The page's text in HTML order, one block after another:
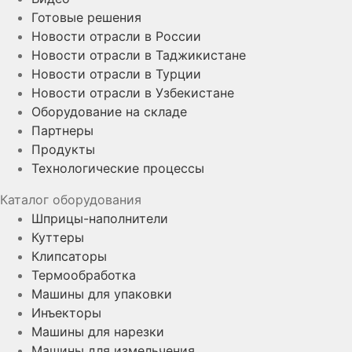
Готовые решения
Новости отрасли в России
Новости отрасли в Таджикистане
Новости отрасли в Турции
Новости отрасли в Узбекистане
Оборудование на складе
Партнеры
Продукты
Технологические процессы
Каталог оборудования
Шприцы-наполнители
Куттеры
Клипсаторы
Термообработка
Машины для упаковки
Инъекторы
Машины для нарезки